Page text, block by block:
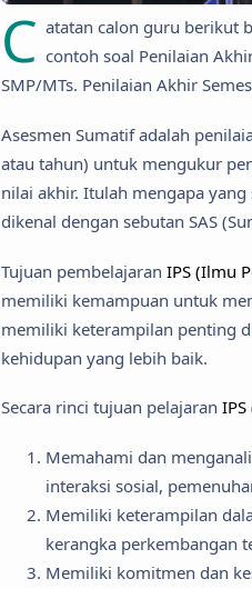
C atatan calon guru berikut
contoh soal Penilaian
SMP/MTs. Penilaian Akhir
Asesmen Sumatif adalah
atau tahun) untuk mengukur
nilai akhir. Itulah mengapa
dikenal dengan sebutan SAS
Tujuan pembelajaran IPS (Ilmu
memiliki kemampuan untuk
memiliki keterampilan penting
kehidupan yang lebih baik.
Secara rinci tujuan pelajaran
Memahami dan
interaksi sosial,
Memiliki keterampilan
kerangka perkembangan
Memiliki komitmen dan